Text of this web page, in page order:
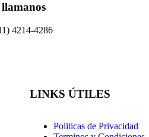
llamanos
4214-4286
LINKS ÚTILES
Politicas de Privacidad